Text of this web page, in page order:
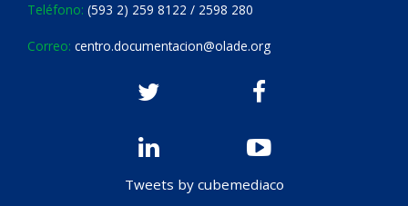
Teléfono: (593 2) 259 8122 / 2598 280
Correo: centro.documentacion@olade.org
Tweets by cubemediaco